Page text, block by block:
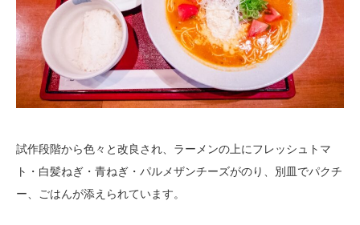
試作段階から色々と改良され、ラーメンの上にフレッシュトマ
ト・白髪ねぎ・青ねぎ・パルメザンチーズがのり、別皿でパクチ
ー、ごはんが添えられています。